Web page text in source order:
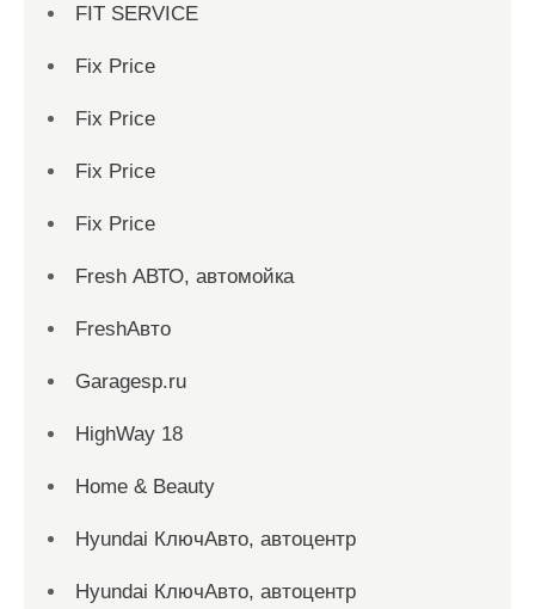
FIT SERVICE
Fix Price
Fix Price
Fix Price
Fix Price
Fresh АВТО, автомойка
FreshАвто
Garagesp.ru
HighWay 18
Home & Beauty
Hyundai КлючАвто, автоцентр
Hyundai КлючАвто, автоцентр